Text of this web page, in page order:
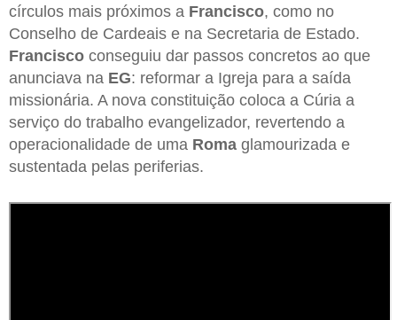
círculos mais próximos a Francisco, como no
Conselho de Cardeais e na Secretaria de Estado.
Francisco conseguiu dar passos concretos ao que
anunciava na EG: reformar a Igreja para a saída
missionária. A nova constituição coloca a Cúria a
serviço do trabalho evangelizador, revertendo a
operacionalidade de uma Roma glamourizada e
sustentada pelas periferias.